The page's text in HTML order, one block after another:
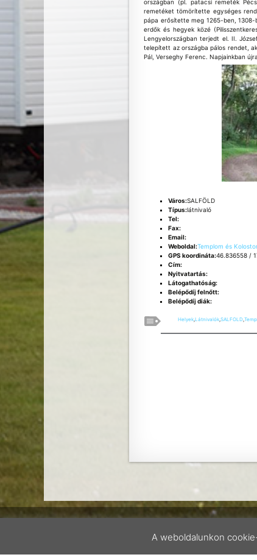
országban (pl. patacsi remeték
remetéket tömörítette egységes
pápa erősítette meg 1265-ben,
erdők és hegyek közé
Lengyelországban terjedt el. II.
telepített az országba pálos rendet,
Pál, Verseghy Ferenc. Napjainkban
Város:SALFÖLD
Típus:látnivaló
Tel:
Fax:
Email:
Weboldal:Templom és
GPS koordináta:46.836558 /
Cím:
Nyitvatartás:
Látogathatóság:
Belépődíj felnőtt:
Belépődíj diák:
Helyek, Látnivalók, SALFOLD,
BOOK SPECIAL OFFER
A weboldalunkon